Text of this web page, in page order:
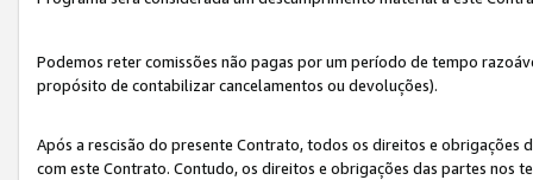
Podemos reter comissões não pagas por um período de tempo
propósito de contabilizar cancelamentos ou devoluções).
Após a rescisão do presente Contrato, todos os direitos e obrigações
com este Contrato. Contudo, os direitos e obrigações das partes nos